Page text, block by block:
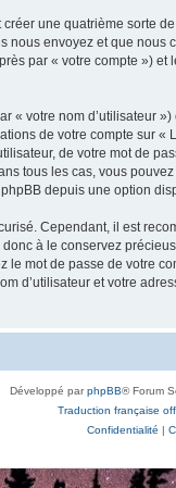
une quatrième sorte
envoyez et que
par « votre compte »)
votre nom d’utilisateur
de votre compte sur
de votre mot de
tous les cas, vous
depuis une option
Cependant, il est
à le conservez
mot de passe de votre
d’utilisateur et votre
Développé parphpBB® Forum
Traduction française
Confidentialité |